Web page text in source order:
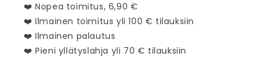
❤️ Nopea toimitus, 6,90 €
❤️ Ilmainen toimitus yli 100 € tilauksiin
❤️ Ilmainen palautus
❤️ Pieni yllätyslahja yli 70 € tilauksiin